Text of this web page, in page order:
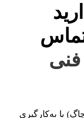
تماس
با به‌کارگیری